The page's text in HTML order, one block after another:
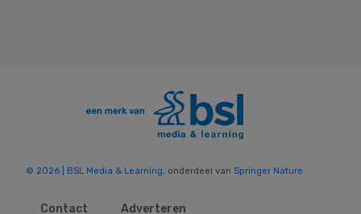
© 2026 | BSL Media & Learning, onderdeel van Springer Nature
Contact Adverteren